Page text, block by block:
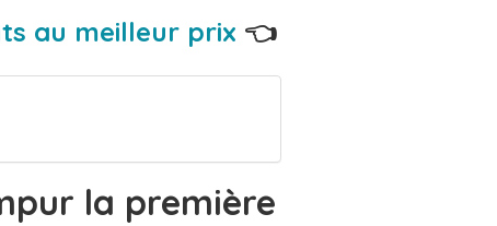
au meilleur prix 👈
la première